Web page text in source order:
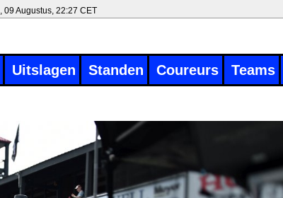
, 09 Augustus, 22:27 CET
Uitslagen Standen Coureurs Teams